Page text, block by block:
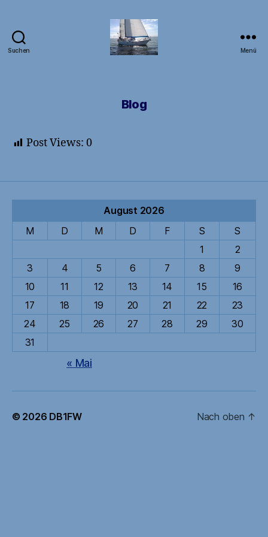
Suchen Menü
Blog
Post Views: 0
August 2026
M
D M D F S
S
1
2
3
4 5 6 7 8
9
10
11 12 13 14 15
16
17
18 19 20 21 22
23
24
25 26 27 28 29
30
31
« Mai
© 2026 DB1FW Nach oben ↑